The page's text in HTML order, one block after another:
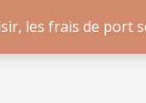
les frais de port